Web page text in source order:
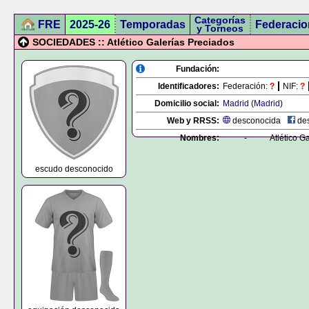
FRE 2025-26 Temporadas Categorías
y Torneos
SOCIEDADES :: Atlético Galerías Preciados
escudo desconocido
Fundación:
Identificadores: Federación: ? NIF: ?
Domicilio social: Madrid (Madrid)
Web y RRSS:
desconocida
Nombres:
- Atlético